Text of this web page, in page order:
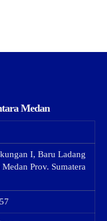
Medan
I, Baru Ladang
Prov. Sumatera